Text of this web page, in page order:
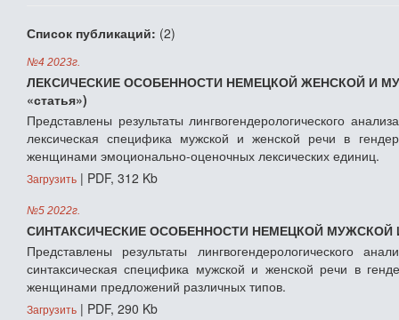
Список публикаций: (2)
№4 2023г.
ЛЕКСИЧЕСКИЕ ОСОБЕННОСТИ НЕМЕЦКОЙ ЖЕНСКОЙ И
«статья»)
Представлены результаты лингвогендерологического
лексическая специфика мужской и женской речи в
женщинами эмоционально-оценочных лексических единиц.
Загрузить | PDF, 312 Kb
№5 2022г.
СИНТАКСИЧЕСКИЕ ОСОБЕННОСТИ НЕМЕЦКОЙ МУЖСКОЙ И
Представлены результаты лингвогендерологического
синтаксическая специфика мужской и женской речи в
женщинами предложений различных типов.
Загрузить | PDF, 290 Kb